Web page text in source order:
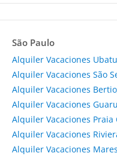
São Paulo
Alquiler Vacaciones
Alquiler Vacaciones São
Alquiler Vacaciones
Alquiler Vacaciones
Alquiler Vacaciones Praia
Alquiler Vacaciones
Alquiler Vacaciones